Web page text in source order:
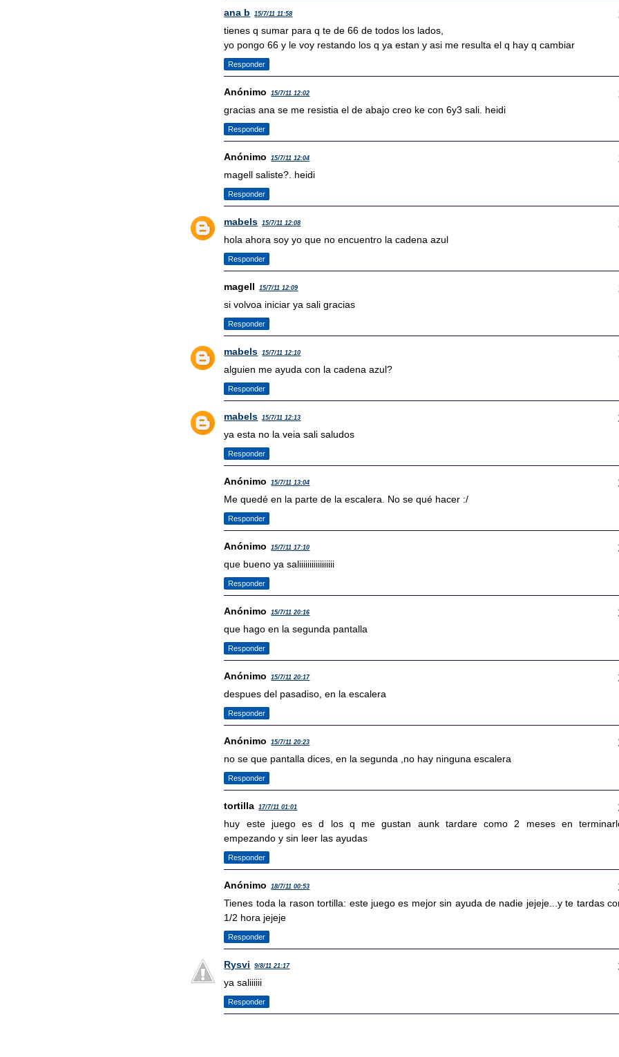
ana b 15/7/11 11:58
tienes q sumar para q te de 66 de todos los lados,
yo pongo 66 y le voy restando los q ya estan y asi me resulta el q hay q cambiar
Responder
Anónimo 15/7/11 12:02
gracias ana se me resistia el de abajo creo ke con 6y3 sali. heidi
Responder
Anónimo 15/7/11 12:04
magell saliste?. heidi
Responder
mabels 15/7/11 12:08
hola ahora soy yo que no encuentro la cadena azul
Responder
magell 15/7/11 12:09
si volvoa iniciar ya sali gracias
Responder
mabels 15/7/11 12:10
alguien me ayuda con la cadena azul?
Responder
mabels 15/7/11 12:13
ya esta no la veia sali saludos
Responder
Anónimo 15/7/11 13:04
Me quedé en la parte de la escalera. No se qué hacer :/
Responder
Anónimo 15/7/11 17:10
que bueno ya saliiiiiiiiiiiiiiiii
Responder
Anónimo 15/7/11 20:16
que hago en la segunda pantalla
Responder
Anónimo 15/7/11 20:17
despues del pasadiso, en la escalera
Responder
Anónimo 15/7/11 20:23
no se que pantalla dices, en la segunda ,no hay ninguna escalera
Responder
tortilla 17/7/11 01:01
huy este juego es d los q me gustan aunk tardare como 2 meses en
empezando y sin leer las ayudas
Responder
Anónimo 18/7/11 00:53
Tienes toda la rason tortilla: este juego es mejor sin ayuda de nadie jejeje...y te tardas
1/2 hora jejeje
Responder
Rysvi 9/8/11 21:17
ya saliiiiii
Responder